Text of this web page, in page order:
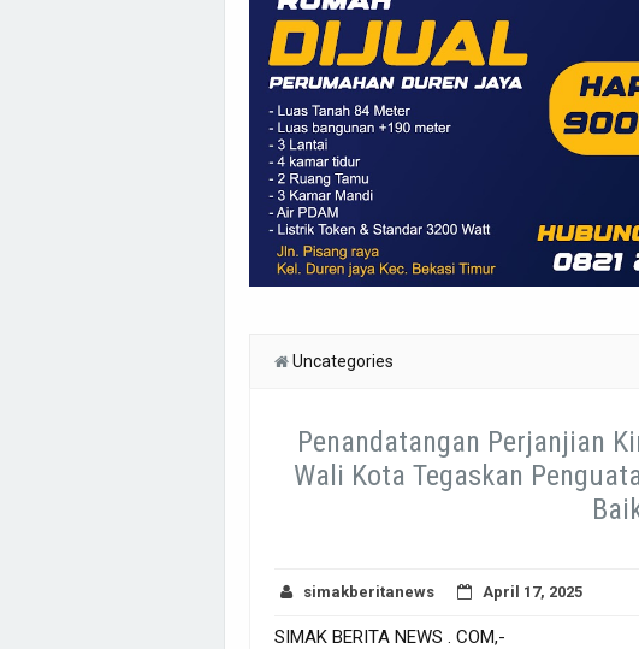
Uncategories
Penandatangan Perjanjian
Wali Kota Tegaskan
simakberitanews April 17, 2025
SIMAK BERITA NEWS . COM,-